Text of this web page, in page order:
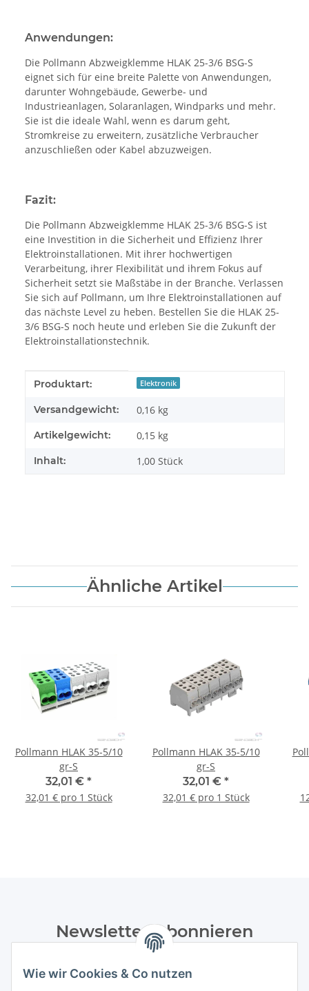
Wie wir Cookies & Co nutzen
Anwendungen:
Die Pollmann Abzweigklemme HLAK 25-3/6 BSG-S
eignet sich für eine breite Palette von Anwendungen,
darunter Wohngebäude, Gewerbe- und
Industrieanlagen, Solaranlagen, Windparks und mehr.
Sie ist die ideale Wahl, wenn es darum geht,
Stromkreise zu erweitern, zusätzliche Verbraucher
anzuschließen oder Kabel abzuzweigen.
Fazit:
Die Pollmann Abzweigklemme HLAK 25-3/6 BSG-S ist
eine Investition in die Sicherheit und Effizienz Ihrer
Elektroinstallationen. Mit ihrer hochwertigen
Verarbeitung, ihrer Flexibilität und ihrem Fokus auf
Sicherheit setzt sie Maßstäbe in der Branche. Verlassen
Sie sich auf Pollmann, um Ihre Elektroinstallationen auf
das nächste Level zu heben. Bestellen Sie die HLAK 25-
3/6 BSG-S noch heute und erleben Sie die Zukunft der
Elektroinstallationstechnik.
Produkteigenschaft
Wert
Produktart: Elektronik
Versandgewicht: 0,16 kg
Artikelgewicht: 0,15 kg
Inhalt: 1,00 Stück
Ähnliche Artikel
Pollmann HLAK 35-5/10
gr-S
32,01 € *
32,01 € pro 1 Stück
Pollmann HLAK 35-5/10
gr-S
32,01 € *
32,01 € pro 1 Stück
Newsletter Abonnieren
Datenschutzerklärungregelmäßig und jederzeit widerruflich